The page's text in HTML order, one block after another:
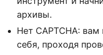
архивы.
Нет CAPTCHA:
себя, проходя